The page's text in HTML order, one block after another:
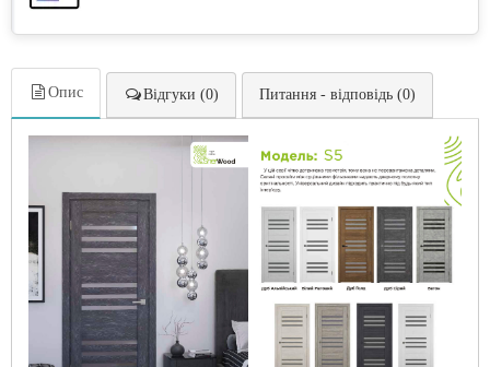
Опис Відгуки (0) Питання - відповідь (0)